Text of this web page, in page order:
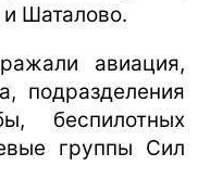
Шаталово.
авиация,
подразделения
беспилотных
группы Сил